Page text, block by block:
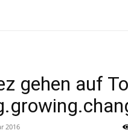
gehen auf
2016